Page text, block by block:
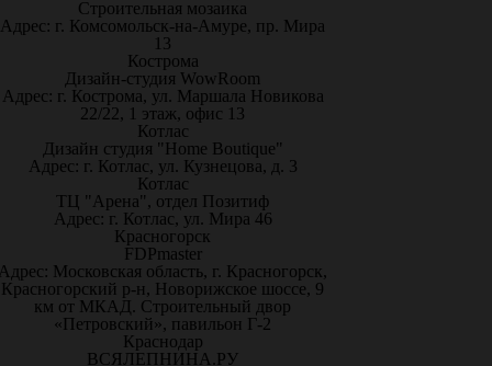
Строительная мозаика
Адрес: г. Комсомольск-на-Амуре, пр. Мира
13
Кострома
Дизайн-студия WowRoom
Адрес: г. Кострома, ул. Маршала Новикова
22/22, 1 этаж, офис 13
Котлас
Дизайн студия "Home Boutique"
Адрес: г. Котлас, ул. Кузнецова, д. 3
Котлас
ТЦ "Арена", отдел Позитиф
Адрес: г. Котлас, ул. Мира 46
Красногорск
FDPmaster
Московская область, г. Красногорск,
Красногорский р-н, Новорижское шоссе, 9
км от МКАД. Строительный двор
«Петровский», павильон Г-2
Краснодар
ВСЯЛЕПНИНА.РУ